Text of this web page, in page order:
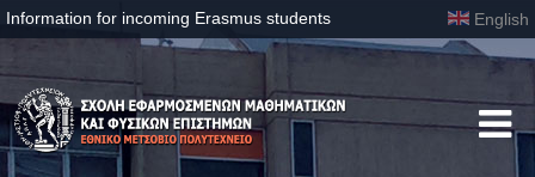
Information for incoming Erasmus students English